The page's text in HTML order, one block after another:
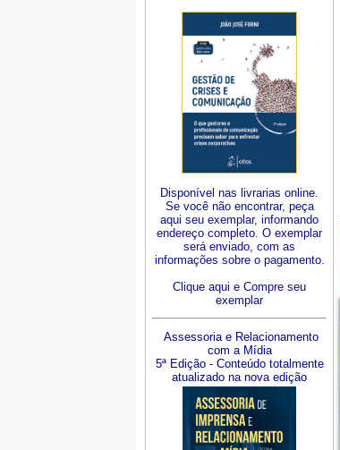
Disponível nas livrarias online.
Se você não encontrar, peça
aqui seu exemplar, informando
endereço completo. O exemplar
será enviado, com as
informações sobre o pagamento.
Clique aqui e Compre seu
exemplar
Assessoria e Relacionamento
com a Mídia
5ª Edição - Conteúdo totalmente
atualizado na nova edição